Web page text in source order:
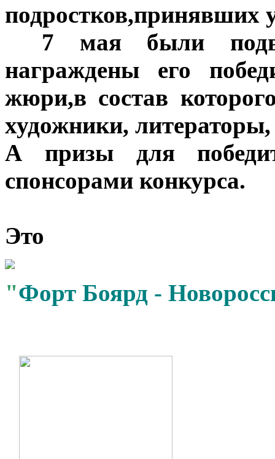
подростков,принявших
7 мая были
награждены его
жюри,в состав
художники,
А призы для
спонсорами конкурса.
Это
"Форт Боярд -